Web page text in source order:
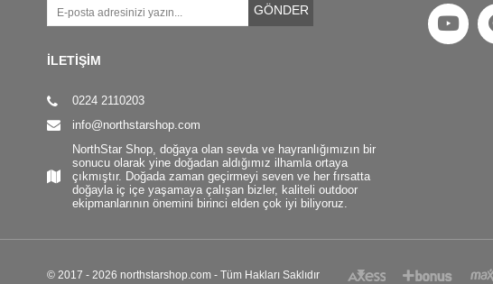
GÖNDER
İLETİŞİM
0224 2110203
info@northstarshop.com
NorthStar Shop, doğaya olan sevda ve hayranlığımızın bir
sonucu olarak yine doğadan aldığımız ilhamla ortaya
çıkmıştır. Doğada zaman geçirmeyi seven ve her fırsatta
doğayla iç içe yaşamaya çalışan bizler, kaliteli outdoor
ekipmanlarının önemini birinci elden çok iyi biliyoruz.
© 2017 - 2026 northstarshop.com - Tüm Hakları Saklıdır